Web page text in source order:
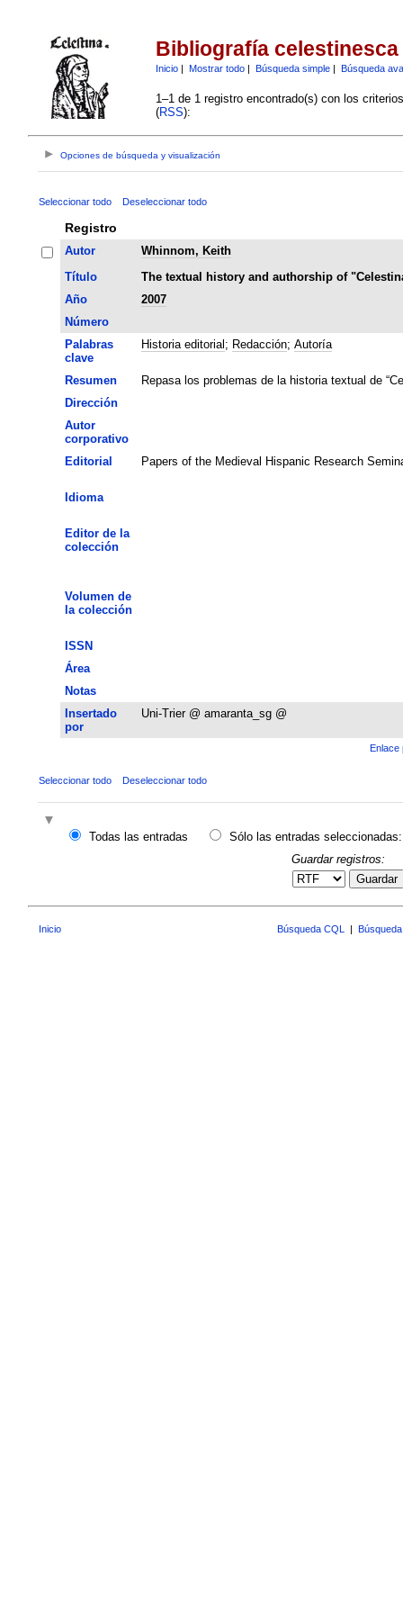
Bibliografía celestinesca
Inicio| Mostrar todo| Búsqueda simple| Búsqueda
1–1 de 1 registro encontrado(s) con los
(RSS):
Opciones de búsqueda y visualización
Seleccionar todo Deseleccionar todo
Registro
Autor
Whinnom, Keith
Título
The textual history and authorship of
Año
2007
Número
Palabras
clave
Historia editorial ; Redacción; Autoría
Resumen
Repasa los problemas de la historia textual de
Dirección
Autor
corporativo
Editorial
Papers of the Medieval Hispanic Research
Idioma
Editor de la
colección
Volumen de
la colección
ISSN
Área
Notas
Insertado
por
Uni-Trier @ amaranta_sg @
Enlace
Seleccionar todo Deseleccionar todo
Todas las entradas
Sólo las entradas seleccionadas:
Guardar registros:
Guardar
Inicio Búsqueda CQL